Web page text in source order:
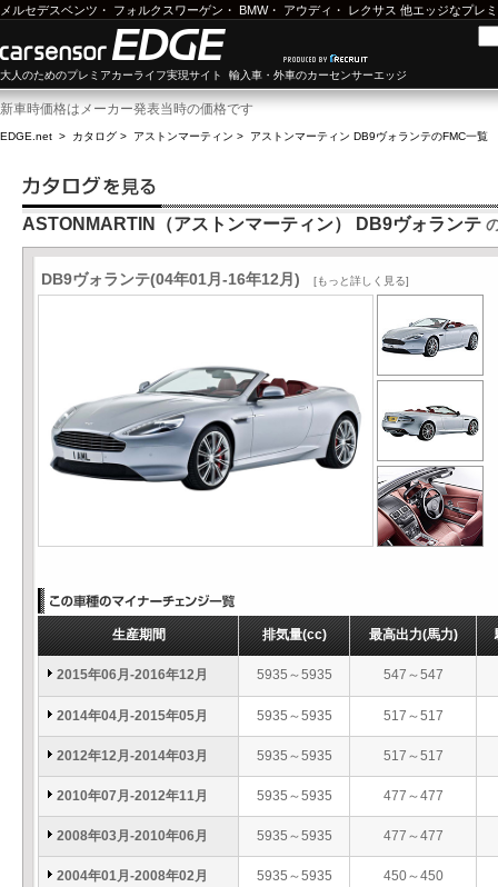
メルセデスベンツ ・ フォルクスワーゲン ・ BMW・ アウディ ・ レクサス 他エッジなプレ
大人のためのプレミアカーライフ実現サイト 輸入車・外車のカーセンサーエッジ
新車時価格はメーカー発表当時の価格です
EDGE.net > カタログ > アストンマーティン > アストンマーティン DB9ヴォランテのFMC一覧
ASTONMARTIN（アストンマーティン） DB9ヴォランテ
DB9ヴォランテ(04年01月-16年12月) [もっと詳しく見る]
生産期間 排気量(cc) 最高出力(馬力)
2015年06月-2016年12月 5935～5935 547～547
2014年04月-2015年05月 5935～5935 517～517
2012年12月-2014年03月 5935～5935 517～517
2010年07月-2012年11月 5935～5935 477～477
2008年03月-2010年06月 5935～5935 477～477
2004年01月-2008年02月 5935～5935 450～450